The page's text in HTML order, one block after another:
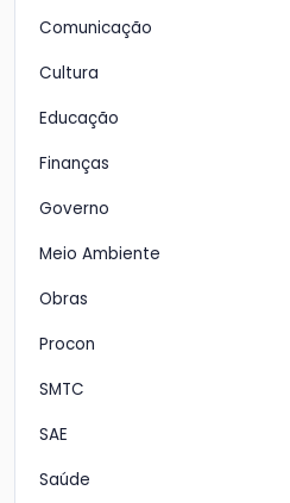
Comunicação
Cultura
Educação
Finanças
Governo
Meio Ambiente
Obras
Procon
SMTC
SAE
Saúde